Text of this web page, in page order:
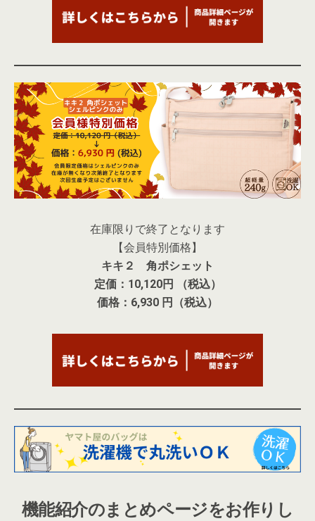
在庫限りで終了となります
【会員特別価格】
キキ２ 角ポシェット
定価：10,120円 （税込）
価格：6,930 円（税込）
機能紹介のまとめページをお作りし